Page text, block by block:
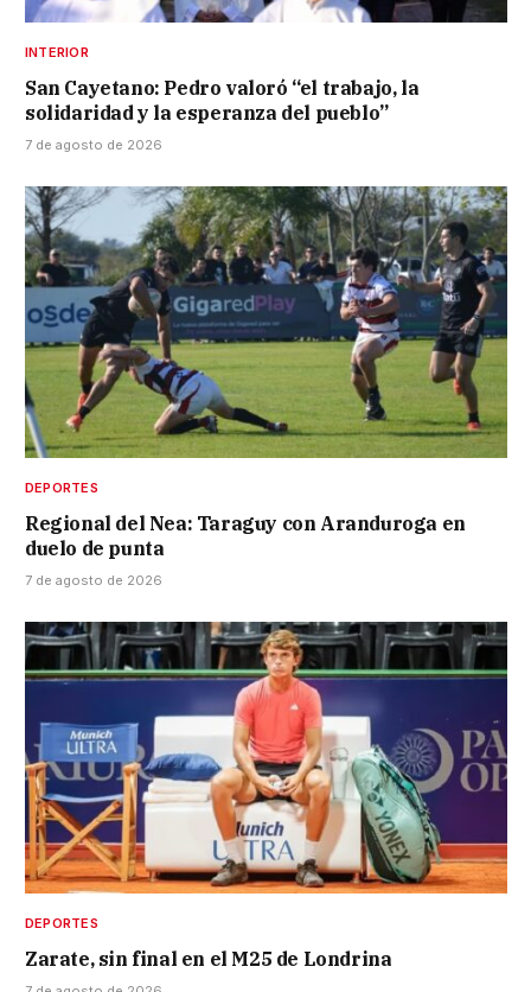
INTERIOR
San Cayetano: Pedro valoró “el trabajo, la
solidaridad y la esperanza del pueblo”
7 de agosto de 2026
DEPORTES
Regional del Nea: Taraguy con Aranduroga en
duelo de punta
7 de agosto de 2026
DEPORTES
Zarate, sin final en el M25 de Londrina